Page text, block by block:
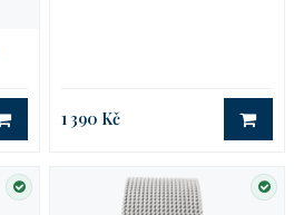
DO KOŠÍKU
1 390 Kč DO
SKLADEM